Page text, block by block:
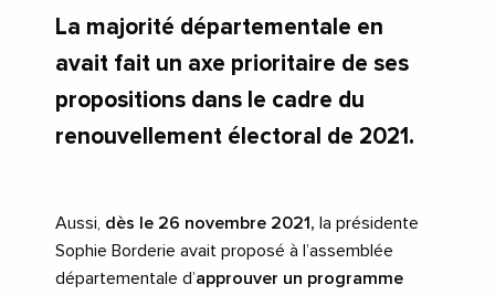
La majorité départementale en
avait fait un axe prioritaire de ses
propositions dans le cadre du
renouvellement électoral de 2021.
Aussi, dès le 26 novembre 2021, la présidente
Sophie Borderie avait proposé à l’assemblée
départementale d’approuver un programme